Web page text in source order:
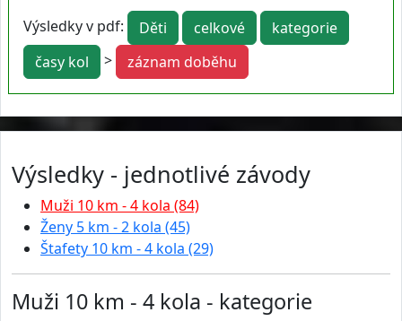
Výsledky v pdf: Děti celkové
kategorie
časy kol
> záznam doběhu
Výsledky - jednotlivé závody
Muži 10 km - 4 kola (84)
Ženy 5 km - 2 kola (45)
Štafety 10 km - 4 kola (29)
Muži 10 km - 4 kola - kategorie